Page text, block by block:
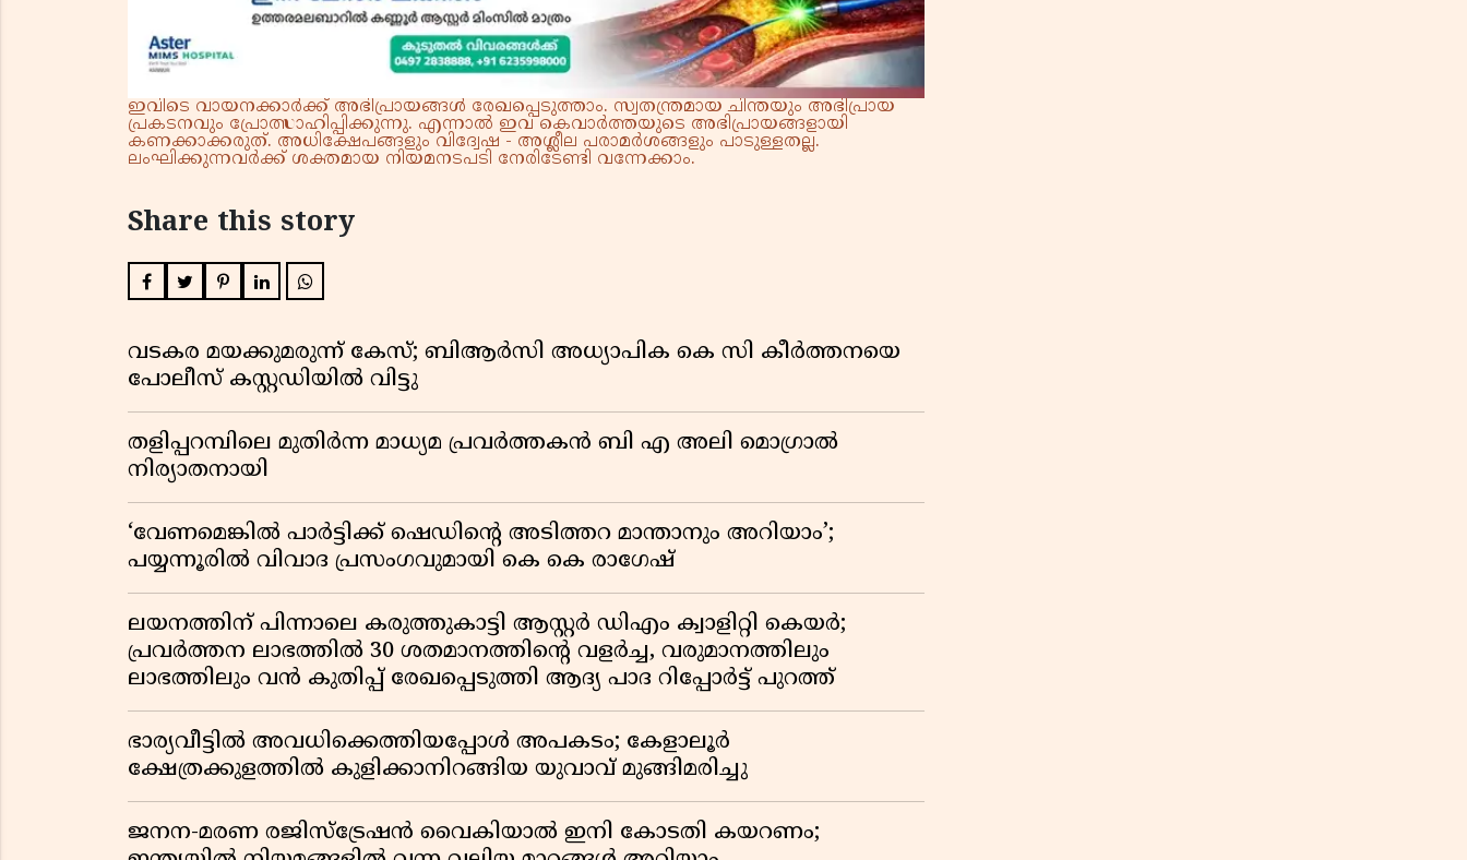
ഇവിടെ വായനക്കാർക്ക് അഭിപ്രായങ്ങൾ രേഖപ്പെടുത്താം. സ്വതന്ത്രമായ ചിന്തയും അഭിപ്രായ
പ്രകടനവും പ്രോത്സാഹിപ്പിക്കുന്നു. എന്നാൽ ഇവ കെവാർത്തയുടെ അഭിപ്രായങ്ങളായി
കണക്കാക്കരുത്. അധിക്ഷേപങ്ങളും വിദ്വേഷ - അശ്ലീല പരാമർശങ്ങളും പാടുള്ളതല്ല.
ലംഘിക്കുന്നവർക്ക് ശക്തമായ നിയമനടപടി നേരിടേണ്ടി വന്നേക്കാം.
Share this story
വടകര മയക്കുമരുന്ന് കേസ്; ബിആർസി അധ്യാപിക കെ സി കീർത്തനയെ
പോലീസ് കസ്റ്റഡിയിൽ വിട്ടു
തളിപ്പറമ്പിലെ മുതിർന്ന മാധ്യമ പ്രവർത്തകൻ ബി എ അലി മൊഗ്രാൽ
നിര്യാതനായി
‘വേണമെങ്കിൽ പാർട്ടിക്ക് ഷെഡിൻ്റെ അടിത്തറ മാന്താനും അറിയാം’;
പയ്യന്നൂരിൽ വിവാദ പ്രസംഗവുമായി കെ കെ രാഗേഷ്
ലയനത്തിന് പിന്നാലെ കരുത്തുകാട്ടി ആസ്റ്റർ ഡിഎം ക്വാളിറ്റി കെയർ;
പ്രവർത്തന ലാഭത്തിൽ 30 ശതമാനത്തിൻ്റെ വളർച്ച, വരുമാനത്തിലും
ലാഭത്തിലും വൻ കുതിപ്പ് രേഖപ്പെടുത്തി ആദ്യ പാദ റിപ്പോർട്ട് പുറത്ത്
ഭാര്യവീട്ടിൽ അവധിക്കെത്തിയപ്പോൾ അപകടം; കേളാലൂർ
ക്ഷേത്രക്കുളത്തിൽ കുളിക്കാനിറങ്ങിയ യുവാവ് മുങ്ങിമരിച്ചു
ജനന-മരണ രജിസ്ട്രേഷൻ വൈകിയാൽ ഇനി കോടതി കയറണം;